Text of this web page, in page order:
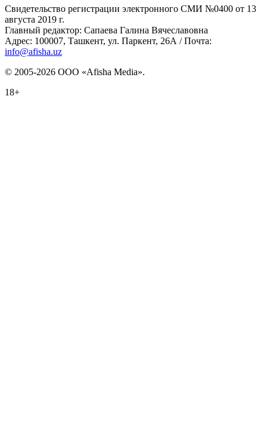
Свидетельство регистрации электронного СМИ №0400 от 13
августа 2019 г.
Главный редактор: Сапаева Галина Вячеславовна
Адрес: 100007, Ташкент, ул. Паркент, 26А / Почта:
info@afisha.uz
© 2005-2026 ООО «Afisha Media».
18+